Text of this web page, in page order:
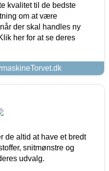
kvalitet til de bedste
om at være
der skal handles ny
her for at se deres
de altid at have et bredt
snitmønstre og
udvalg.